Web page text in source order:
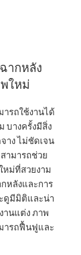
ากหลัง
ใหม่
รถใช้งานได้
บางครั้งมีสิ่ง
าง ไม่ชัดเจน
สามารถช่วย
หม่ที่สวยงาม
หลังและการ
ดูมีมิติและน่า
านแต่ง ภาพ
ารถฟื้นฟูและ